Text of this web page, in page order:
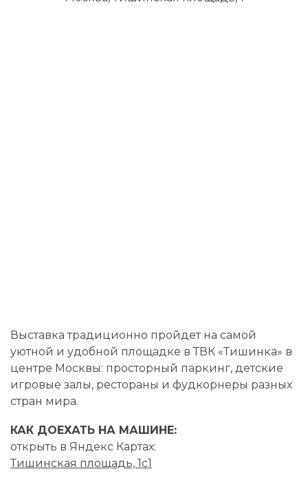
Выставка традиционно пройдет на самой
уютной и удобной площадке в ТВК «Тишинка» в
центре Москвы: просторный паркинг, детские
игровые залы, рестораны и фудкорнеры разных
стран мира.
КАК ДОЕХАТЬ НА МАШИНЕ:
открыть в Яндекс Картах:
Тишинская площадь, 1с1